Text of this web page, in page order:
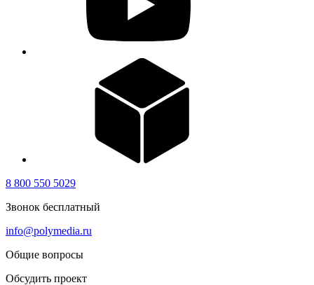
8 800 550 5029
Звонок бесплатный
info@polymedia.ru
Общие вопросы
Обсудить проект